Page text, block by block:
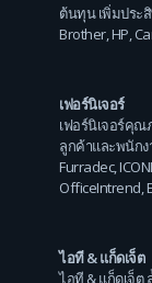
ต้นทุน เพิ่มประ
Brother,HP,
เฟอร์นิเจอร์
เฟอร์นิเจอร์คุ
ลูกค้าและพนัก
Furradec,
OfficeIntrend,
ไอที & แก็ดเจ็ต
ไอที & แก็ดเจ็